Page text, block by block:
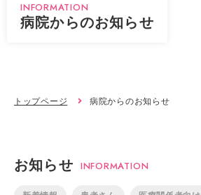
INFORMATION
病院からのお知らせ
トップページ 病院からのお知らせ
お知らせ INFORMATION